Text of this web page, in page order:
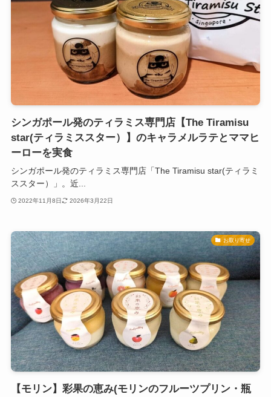
シンガポール発のティラミス専門店【The Tiramisu
star(ティラミススター）】のキャラメルラテとママヒ
ーローを実食
シンガポール発のティラミス専門店「The Tiramisu star(ティラミ
ススター）」。近...
2022年11月8日 2026年3月22日
お取り寄せ
【モリン】彩果の恵み(モリンのフルーツプリン・瓶